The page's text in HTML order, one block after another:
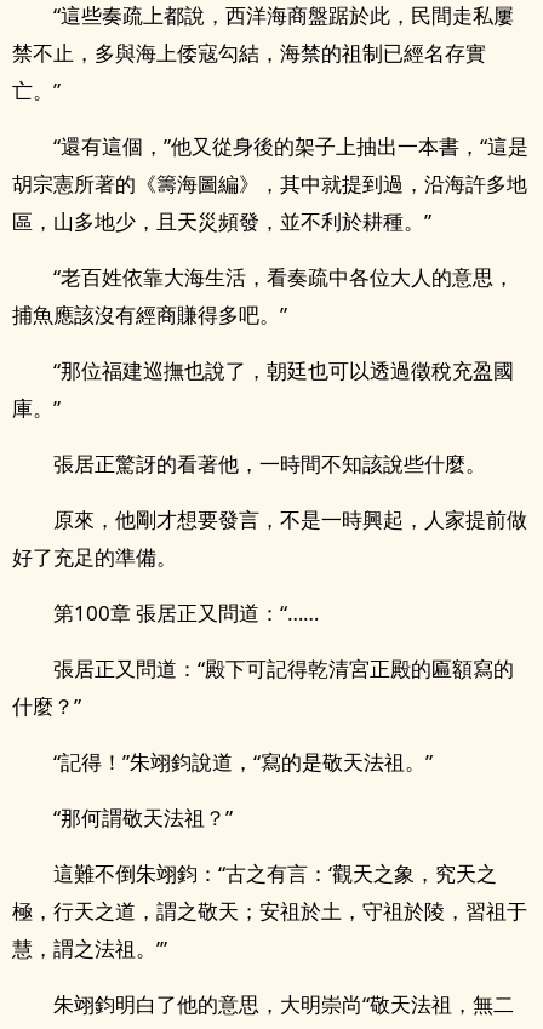
“這些奏疏上都說，西洋海商盤踞於此，民間走私屢
禁不止，多與海上倭寇勾結，海禁的祖制已經名存實
亡。”
“還有這個，”他又從身後的架子上抽出一本書，“這是
胡宗憲所著的《籌海圖編》，其中就提到過，沿海許多地
區，山多地少，且天災頻發，並不利於耕種。”
“老百姓依靠大海生活，看奏疏中各位大人的意思，
捕魚應該沒有經商賺得多吧。”
“那位福建巡撫也說了，朝廷也可以透過徵稅充盈國
庫。”
張居正驚訝的看著他，一時間不知該說些什麼。
原來，他剛才想要發言，不是一時興起，人家提前做
好了充足的準備。
第100章 張居正又問道：“……
張居正又問道：“殿下可記得乾清宮正殿的匾額寫的
什麼？”
“記得！”朱翊鈞說道，“寫的是敬天法祖。”
“那何謂敬天法祖？”
這難不倒朱翊鈞：“古之有言：‘觀天之象，究天之
極，行天之道，謂之敬天；安祖於土，守祖於陵，習祖于
慧，謂之法祖。’”
朱翊鈞明白了他的意思，大明崇尚“敬天法祖，無二